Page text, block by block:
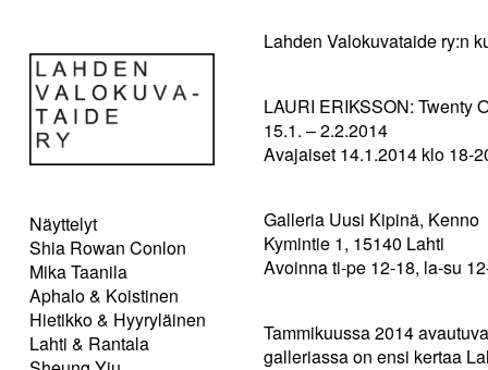
Näyttelyt
Shia Rowan Conlon
Mika Taanila
Aphalo & Koistinen
Hietikko & Hyyryläinen
Lahti & Rantala
Lahden Valokuvataide ry:n
LAURI ERIKSSON: Twenty
15.1. – 2.2.2014
Avajaiset 14.1.2014 klo 18-
Galleria Uusi Kipinä, Kenno
Kymintie 1, 15140 Lahti
Avoinna ti-pe 12-18, la-su
Tammikuussa 2014
galleriassa on ensi kertaa